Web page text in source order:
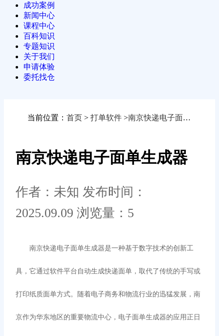
成功案例
新闻中心
课程中心
百科知识
专题知识
关于我们
申请体验
委托找仓
当前位置： 首页 > 打单软件 >南京快递电子面单生成器
南京快递电子面单生成器
作者：未知 发布时间：
2025.09.09 浏览量：5
南京快递电子面单生成器是一种基于数字技术的创新工
具，它通过软件平台自动生成快递面单，取代了传统的手写或
打印纸质面单方式。随着电子商务和物流行业的迅猛发展，南
京作为华东地区的重要物流中心，电子面单生成器的应用正日